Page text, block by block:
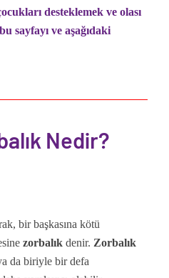
desteklemek ve olası
sayfayı ve aşağıdaki
Nedir?
‌bir‌ ‌başkasına‌ ‌kötü‌
zorbalık‌ denir.‌ Zorbalık‌
‌da‌ ‌biriyle‌ ‌bir‌ ‌defa‌